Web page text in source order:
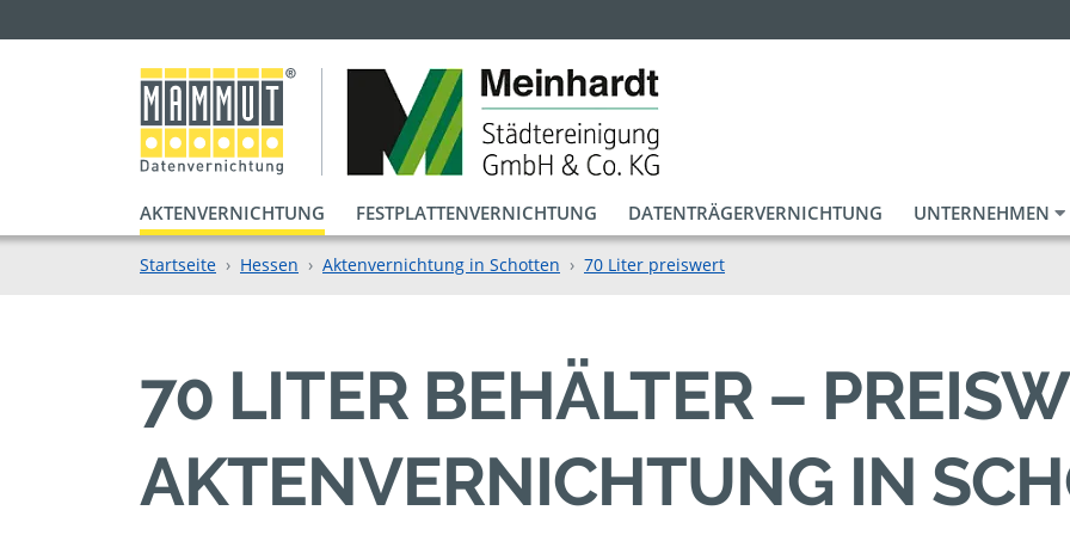
AKTENVERNICHTUNG FESTPLATTENVERNICHTUNG DATENTRÄGERVERNICHTUNG UNTERNEHMEN
Startseite Hessen Aktenvernichtung in Schotten 70 Liter preiswert
70 LITER BEHÄLTER –
AKTENVERNICHTUNG IN